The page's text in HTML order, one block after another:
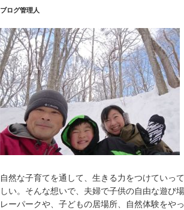
ブログ管理人
自然な子育てを通して、生きる力をつけていっ
しい。そんな想いで、夫婦で子供の自由な遊び
レーパークや、子どもの居場所、自然体験をや